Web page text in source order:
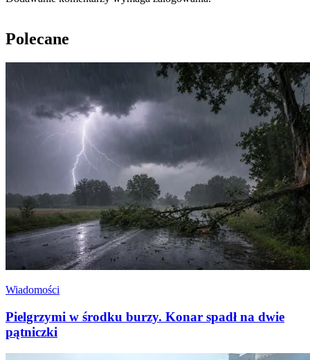
Polecane
Wiadomości
Pielgrzymi w środku burzy. Konar spadł na dwie
pątniczki